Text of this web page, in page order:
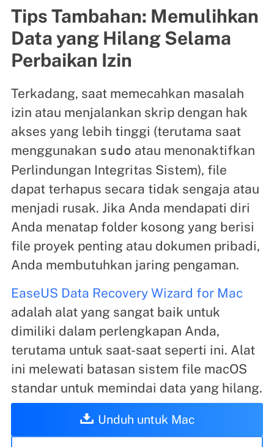
Tips Tambahan: Memulihkan
Data yang Hilang Selama
Perbaikan Izin
Terkadang, saat memecahkan masalah
izin atau menjalankan skrip dengan hak
akses yang lebih tinggi (terutama saat
menggunakan sudo atau menonaktifkan
Perlindungan Integritas Sistem), file
dapat terhapus secara tidak sengaja atau
menjadi rusak. Jika Anda mendapati diri
Anda menatap folder kosong yang berisi
file proyek penting atau dokumen pribadi,
Anda membutuhkan jaring pengaman.
EaseUS Data Recovery Wizard for Mac
adalah alat yang sangat baik untuk
dimiliki dalam perlengkapan Anda,
terutama untuk saat-saat seperti ini. Alat
ini melewati batasan sistem file macOS
standar untuk memindai data yang hilang.
Unduh untuk Mac